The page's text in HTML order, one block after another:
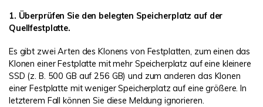
1. Überprüfen Sie den belegten Speicherplatz auf der
Quellfestplatte.
Es gibt zwei Arten des Klonens von Festplatten, zum einen das
Klonen einer Festplatte mit mehr Speicherplatz auf eine kleinere
SSD (z. B. 500 GB auf 256 GB) und zum anderen das Klonen
einer Festplatte mit weniger Speicherplatz auf eine größere. In
letzterem Fall können Sie diese Meldung ignorieren.